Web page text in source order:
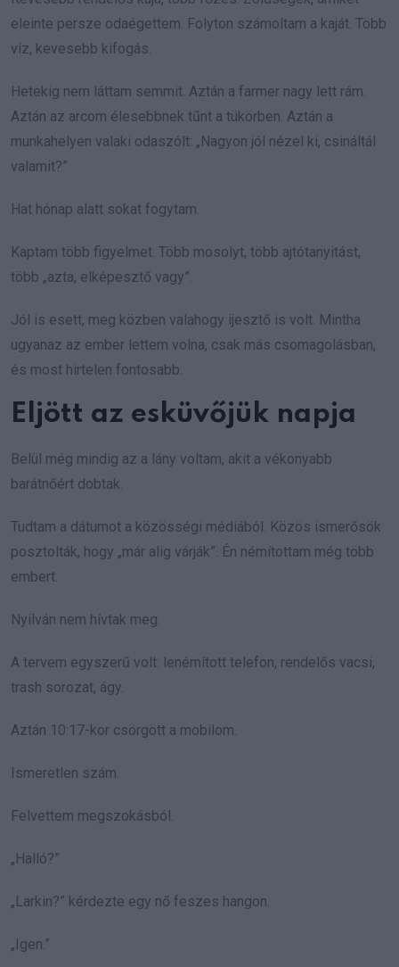
eleinte persze odaégettem. Folyton számoltam a kaját. Több
víz, kevesebb kifogás.
Hetekig nem láttam semmit. Aztán a farmer nagy lett rám.
Aztán az arcom élesebbnek tűnt a tükörben. Aztán a
munkahelyen valaki odaszólt: „Nagyon jól nézel ki, csináltál
valamit?”
Hat hónap alatt sokat fogytam.
Kaptam több figyelmet. Több mosolyt, több ajtótanyitást,
több „azta, elképesztő vagy”.
Jól is esett, meg közben valahogy ijesztő is volt. Mintha
ugyanaz az ember lettem volna, csak más csomagolásban,
és most hirtelen fontosabb.
Eljött az esküvőjük napja
Belül még mindig az a lány voltam, akit a vékonyabb
barátnőért dobtak.
Tudtam a dátumot a közösségi médiából. Közös ismerősök
posztolták, hogy „már alig várják”. Én némítottam még több
embert.
Nyilván nem hívtak meg.
A tervem egyszerű volt: lenémított telefon, rendelős vacsi,
trash sorozat, ágy.
Aztán 10:17-kor csörgött a mobilom.
Ismeretlen szám.
Felvettem megszokásból.
„Halló?”
„Larkin?” kérdezte egy nő feszes hangon.
„Igen.”